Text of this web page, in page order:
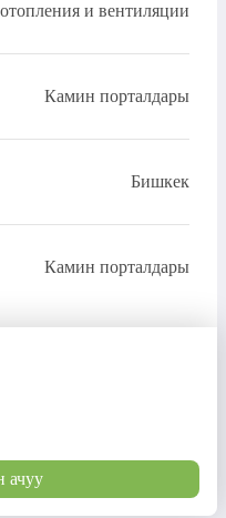
и вентиляции
Камин порталдары
Бишкек
Камин порталдары
ачуу